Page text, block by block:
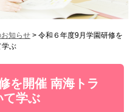
知らせ > 令和６年度9月学園研修を
学ぶ
を開催 南海トラ
て学ぶ